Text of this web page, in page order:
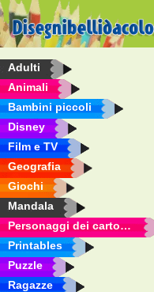
Adulti
Animali
Bambini piccoli
Disney
Film e TV
Geografia
Giochi
Mandala
Personaggi dei cartoni animati
Printables
Puzzle
Ragazze